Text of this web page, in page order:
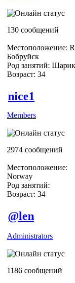
130 сообщений
Местоположение:
Бобруйск
Род занятий:
Возраст: 34
nice1
Members
2974 сообщений
Местоположение:
Norway
Род занятий:
Возраст: 34
@len
Administrators
1186 сообщений